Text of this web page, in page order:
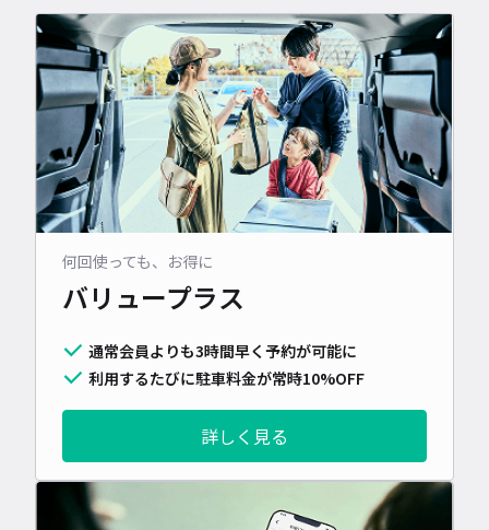
何回使っても、お得に
バリュープラス
通常会員よりも3時間早く予約が可能に
利用するたびに駐車料金が常時10%OFF
詳しく見る